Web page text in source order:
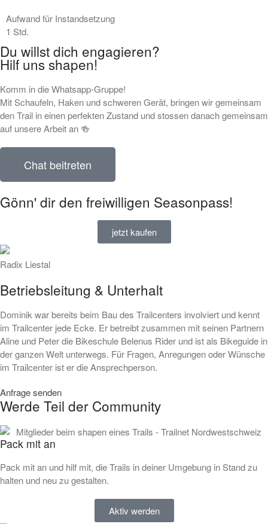
Aufwand für Instandsetzung
1 Std.
Du willst dich engagieren?
Hilf uns shapen!
Komm in die Whatsapp-Gruppe!
Mit Schaufeln, Haken und schweren Gerät, bringen wir gemeinsam
den Trail in einen perfekten Zustand und stossen danach gemeinsam
auf unsere Arbeit an 🍻
Chat beitreten
Gönn' dir den freiwilligen Seasonpass!
jetzt kaufen
Radix Liestal
Betriebsleitung & Unterhalt
Dominik war bereits beim Bau des Trailcenters involviert und kennt
im Trailcenter jede Ecke. Er betreibt zusammen mit seinen Partnern
Aline und Peter die Bikeschule Belenus Rider und ist als Bikeguide in
der ganzen Welt unterwegs. Für Fragen, Anregungen oder Wünsche
im Trailcenter ist er die Ansprechperson.
Anfrage senden
Werde Teil der Community
Pack mit an
Pack mit an und hilf mit, die Trails in deiner Umgebung in Stand zu
halten und neu zu gestalten.
Aktiv werden